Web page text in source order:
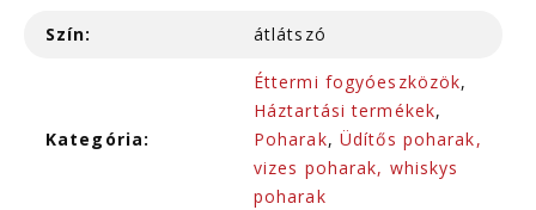
Szín: átlátszó
Kategória:
Éttermi fogyóeszközök,
Háztartási termékek,
Poharak, Üdítős poharak,
vizes poharak, whiskys
poharak